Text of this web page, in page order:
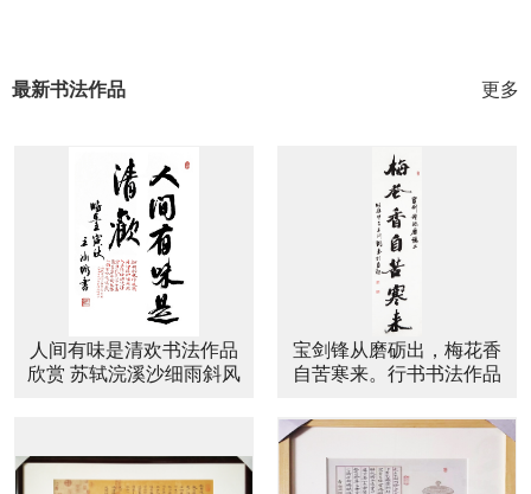
更多
最新书法作品
人间有味是清欢书法作品
欣赏 苏轼浣溪沙细雨斜风
宝剑锋从磨砺出，梅花香
自苦寒来。行书书法作品